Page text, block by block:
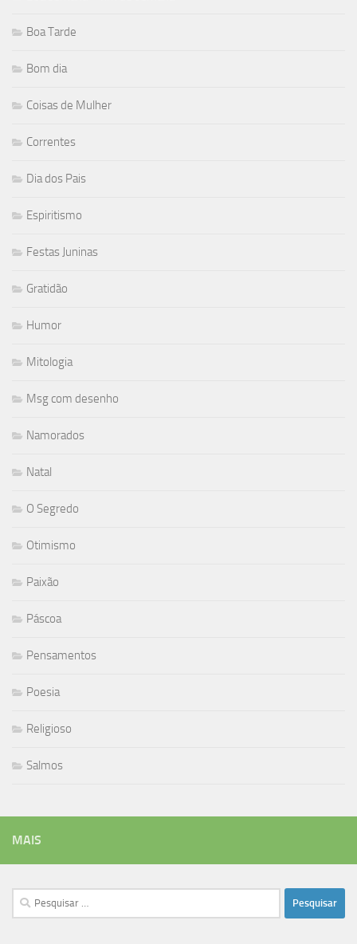
Boa Tarde
Bom dia
Coisas de Mulher
Correntes
Dia dos Pais
Espiritismo
Festas Juninas
Gratidão
Humor
Mitologia
Msg com desenho
Namorados
Natal
O Segredo
Otimismo
Paixão
Páscoa
Pensamentos
Poesia
Religioso
Salmos
MAIS
Pesquisar
por: